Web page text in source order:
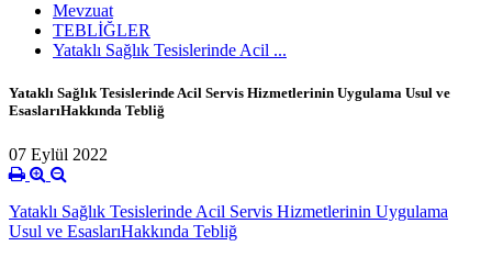
Mevzuat
TEBLİĞLER
Yataklı Sağlık Tesislerinde Acil ...
Yataklı Sağlık Tesislerinde Acil Servis Hizmetlerinin Uygulama Usul ve
EsaslarıHakkında Tebliğ
07 Eylül 2022
Yataklı Sağlık Tesislerinde Acil Servis Hizmetlerinin Uygulama
Usul ve EsaslarıHakkında Tebliğ